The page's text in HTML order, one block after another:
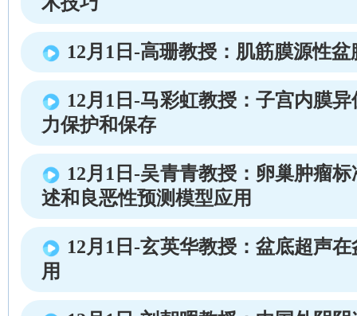
12月1日-高珊教授：肌筋膜源性
12月1日-马彩虹教授：子宫内膜
力保护和保存
12月1日-吴青青教授：卵巢肿瘤
述和良恶性预测模型应用
12月1日-玄英华教授：盆底超声
用